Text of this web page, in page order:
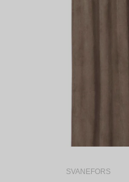
SVANEFORS